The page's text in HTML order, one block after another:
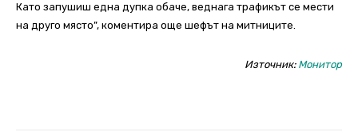
Като запушиш една дупка обаче, веднага трафикът се мести
на друго място”, коментира още шефът на митниците.
Източник: Монитор